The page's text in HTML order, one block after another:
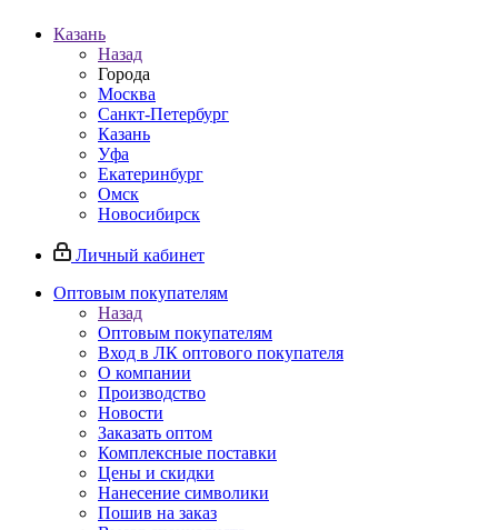
Казань
Назад
Города
Москва
Санкт-Петербург
Казань
Уфа
Екатеринбург
Омск
Новосибирск
Личный кабинет
Оптовым покупателям
Назад
Оптовым покупателям
Вход в ЛК оптового покупателя
О компании
Производство
Новости
Заказать оптом
Комплексные поставки
Цены и скидки
Нанесение символики
Пошив на заказ